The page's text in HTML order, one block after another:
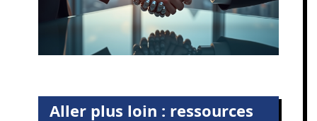
Aller plus loin : ressources